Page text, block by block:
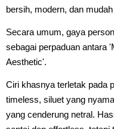
bersih, modern, dan
Secara umum, gaya
sebagai perpaduan antara
Aesthetic'.
Ciri khasnya terletak pada
timeless, siluet yang
yang cenderung netral.